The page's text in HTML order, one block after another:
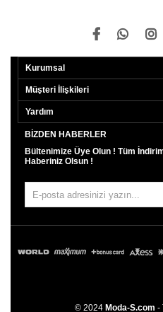
Kurumsal
Müşteri İlişkileri
Yardım
BIZDEN HABERLER
Bültenimize Üye Olun ! Tüm
Haberiniz Olsun !
© 2024 Moda-S.com -